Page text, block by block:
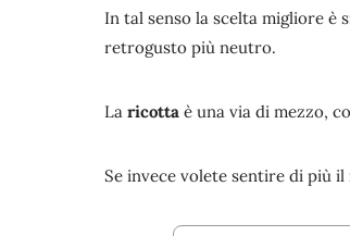
In tal senso la scelta migliore è
retrogusto più neutro.
La ricotta è una via di mezzo,
Se invece volete sentire di più